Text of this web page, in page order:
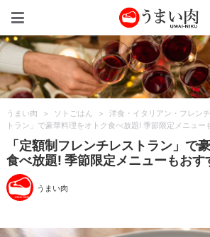
うまい肉 > ソトごはん > 洋食・イタリアン・フレンチ
トラン」で豪華料理をオトク食べ放題! 季節限定メニュー
「定額制フレンチレストラン」で
食べ放題! 季節限定メニューもおす
うまい肉